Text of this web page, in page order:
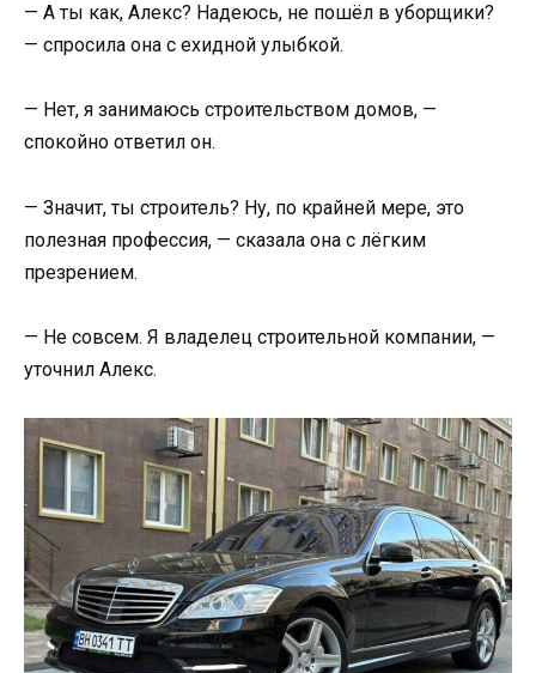
— А ты как, Алекс? Надеюсь, не пошёл в уборщики?
— спросила она с ехидной улыбкой.
— Нет, я занимаюсь строительством домов, —
спокойно ответил он.
— Значит, ты строитель? Ну, по крайней мере, это
полезная профессия, — сказала она с лёгким
презрением.
— Не совсем. Я владелец строительной компании, —
уточнил Алекс.